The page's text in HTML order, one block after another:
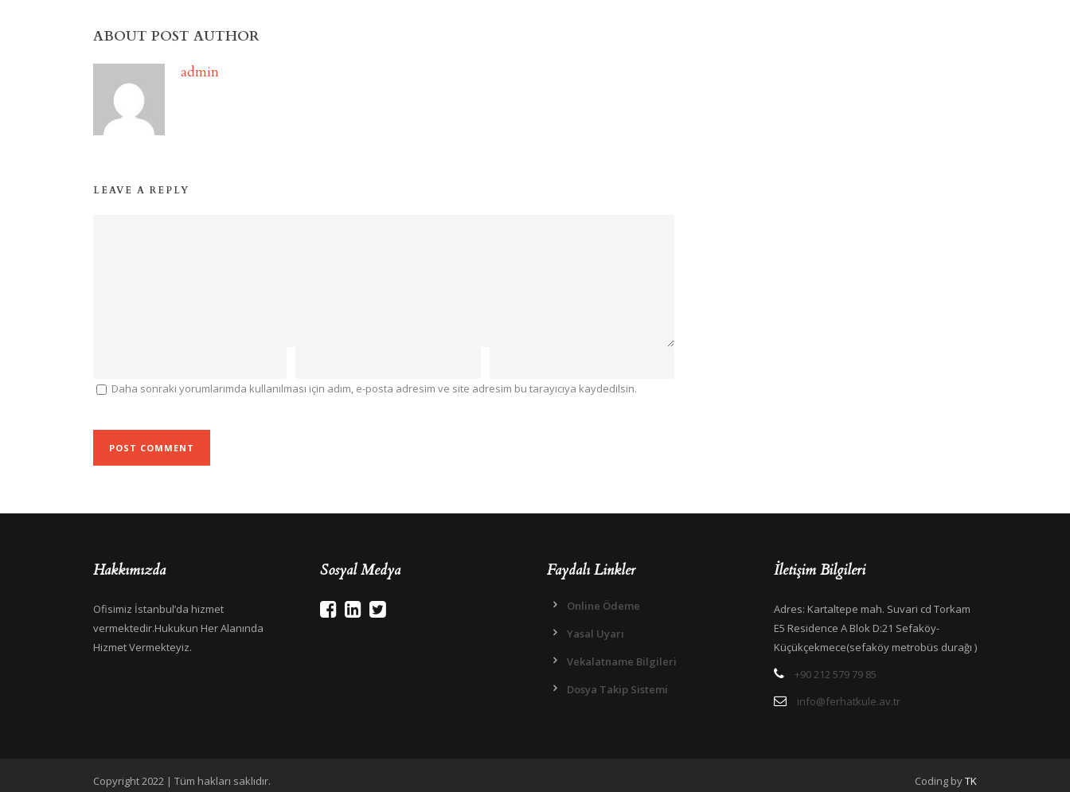
ABOUT POST AUTHOR
admin
LEAVE A REPLY
Daha sonraki yorumlarımda kullanılması için adım, e-posta adresim ve site adresim bu tarayıcıya kaydedilsin.
Hakkımızda
Ofisimiz İstanbul’da hizmet
vermektedir.Hukukun Her Alanında
Hizmet Vermekteyiz.
Sosyal Medya Faydalı Linkler
Online Ödeme
Yasal Uyarı
Vekalatname Bilgileri
Dosya Takip Sistemi
İletişim Bilgileri
Adres: Kartaltepe mah. Suvari cd Torkam
E5 Residence A Blok D:21 Sefaköy-
Küçükçekmece(sefaköy metrobüs durağı )
+90 212 579 79 85
info@ferhatkule.av.tr
Copyright 2022 | Tüm hakları saklıdır. Coding byTK